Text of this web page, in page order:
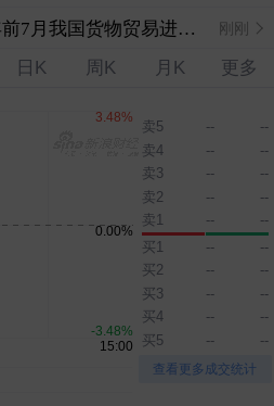
超30万亿元！今年前7月我国货物贸易进出口延续增长态势 刚刚
光伏硅料八巨头签署倡议：不得低于成本价销售 刚刚
争将很快结束
及其衍生产品加征关税
卖5 --
--
卖4
--
--
卖3
--
--
卖2
--
--
卖1
--
--
买1
--
--
买2
--
--
买3
--
--
买4
--
--
买5
-- --
查看更多成交统计
日K 周K 月K 更多